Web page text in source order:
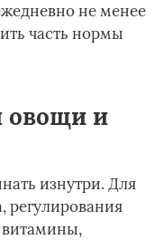
не менее
часть нормы
овощи и
изнутри. Для
регулирования
витамины,